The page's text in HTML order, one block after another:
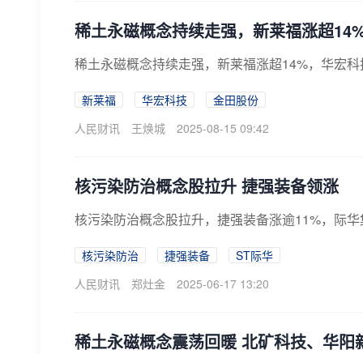
稀土永磁概念持续走强，新莱福涨超
稀土永磁概念持续走强，新莱福涨超14%，华宏
新莱福 华宏科技
金田股份
人民财讯
王焕城 2025-08-15 09:42
核污染防治概念股拉升 捷强装备领涨
核污染防治概念股拉升，捷强装备涨逾11%，际
核污染防治 捷强装备
ST际华
人民财讯
郑灶金 2025-06-17 13:20
稀土永磁概念震荡回暖 北矿科技、华阳